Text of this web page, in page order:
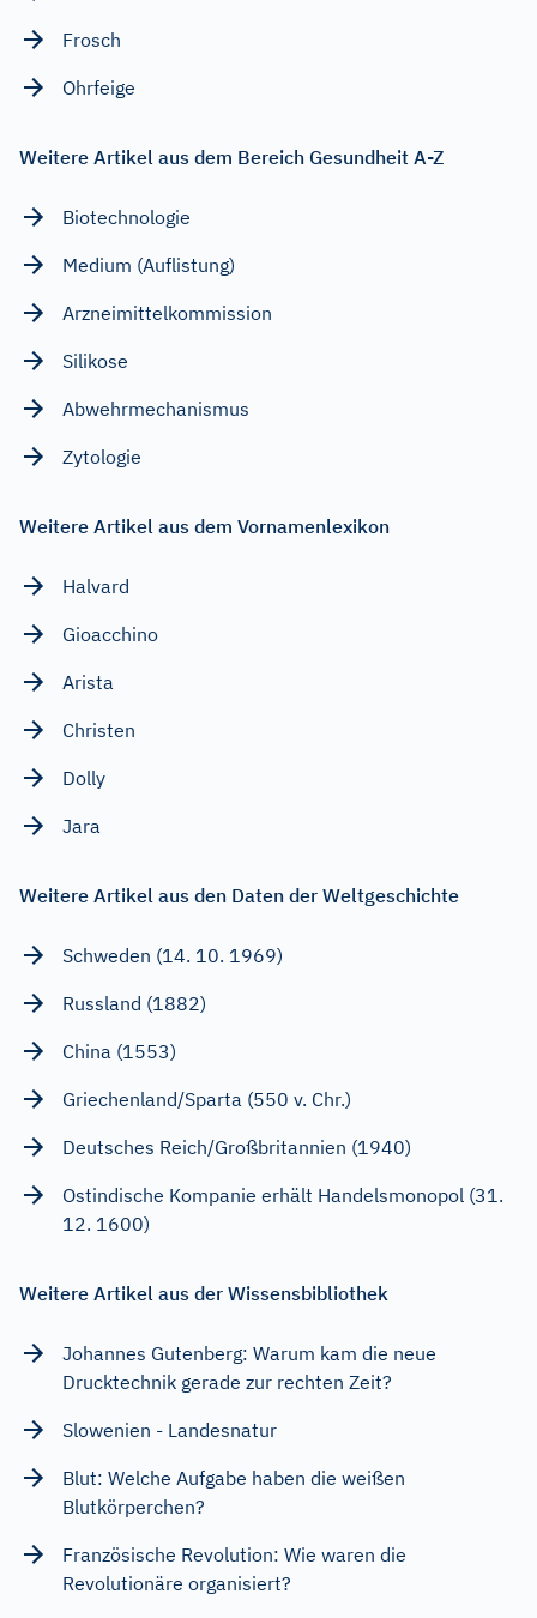
Frosch
Ohrfeige
Weitere Artikel aus dem Bereich Gesundheit A-Z
Biotechnologie
Medium (Auflistung)
Arzneimittelkommission
Silikose
Abwehrmechanismus
Zytologie
Weitere Artikel aus dem Vornamenlexikon
Halvard
Gioacchino
Arista
Christen
Dolly
Jara
Weitere Artikel aus den Daten der Weltgeschichte
Schweden (14. 10. 1969)
Russland (1882)
China (1553)
Griechenland/Sparta (550 v. Chr.)
Deutsches Reich/Großbritannien (1940)
Ostindische Kompanie erhält Handelsmonopol (31.
12. 1600)
Weitere Artikel aus der Wissensbibliothek
Johannes Gutenberg: Warum kam die neue
Drucktechnik gerade zur rechten Zeit?
Slowenien - Landesnatur
Blut: Welche Aufgabe haben die weißen
Blutkörperchen?
Französische Revolution: Wie waren die
Revolutionäre organisiert?